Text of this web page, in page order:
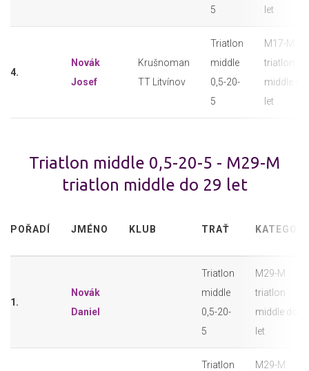
5
let
4.
Novák
Josef
Krušnoman
TT Litvínov
Triatlon
middle
0,5-20-
5
M17-M
triatlon
middle do
let
Triatlon middle 0,5-20-5 - M29-M
triatlon middle do 29 let
POŘADÍ JMÉNO KLUB TRAŤ
1.
Novák
Daniel
Triatlon
middle
0,5-20-
5
M29-M
triatlon
middle do
let
Triatlon
M29-M